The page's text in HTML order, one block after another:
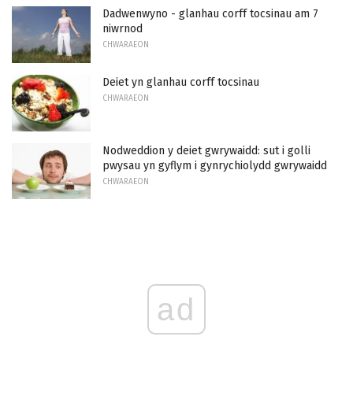
Dadwenwyno - glanhau corff tocsinau am 7
niwrnod
CHWARAEON
Deiet yn glanhau corff tocsinau
CHWARAEON
Nodweddion y deiet gwrywaidd: sut i golli
pwysau yn gyflym i gynrychiolydd gwrywaidd
CHWARAEON
ad